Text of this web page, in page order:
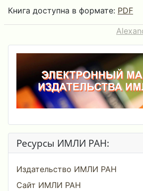
Книга доступна в формате: PDF
Ресурсы ИМЛИ РАН:
Издательство ИМЛИ РАН
Сайт ИМЛИ РАН